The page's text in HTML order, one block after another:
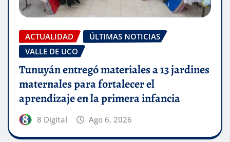
ACTUALIDAD
ÚLTIMAS NOTICIAS
VALLE DE UCO
Tunuyán entregó materiales a 13 jardines
maternales para fortalecer el
aprendizaje en la primera infancia
8 Digital Ago 6, 2026